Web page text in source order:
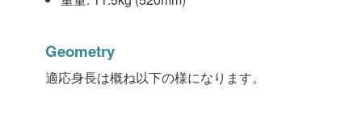
Geometry
適応身長は概ね以下の様になります。